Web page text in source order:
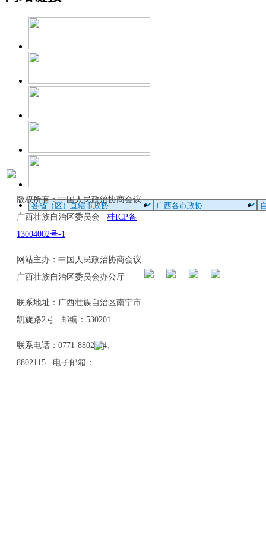
版权所有：中国人民政治协商会议
广西壮族自治区委员会 桂ICP备
13004002号-1
网站主办：中国人民政治协商会议
广西壮族自治区委员会办公厅
联系地址：广西壮族自治区南宁市
凯旋路2号 邮编：530201
联系电话：0771-8802114、
8802115 电子邮箱：